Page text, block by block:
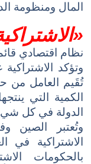
المال ومنظومة
نظام اقتصادي
وتؤكد
تُقَيم العامل من
الكمية التي
الدولة في كل
وتُعتبر الصين
الاشتراكية
بالحكومات